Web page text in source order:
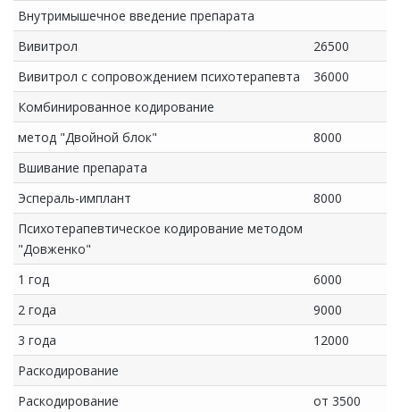
Внутримышечное введение препарата
Вивитрол
26500
Вивитрол с сопровождением психотерапевта
36000
Комбинированное кодирование
метод "Двойной блок"
8000
Вшивание препарата
Эспераль-имплант
8000
Психотерапевтическое кодирование методом
"Довженко"
1 год
6000
2 года
9000
3 года
12000
Раскодирование
Раскодирование
от 3500